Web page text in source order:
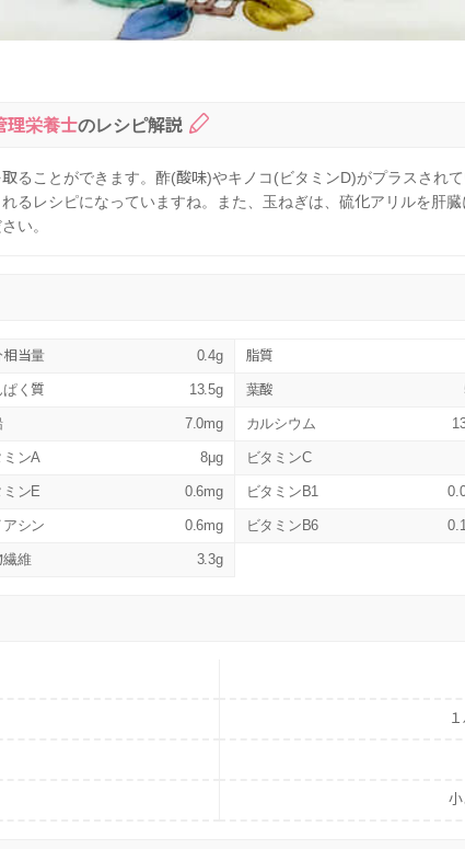
理栄養士のレシピ解説
ることができます。酢(酸味)やキノコ(ビタミンD)がプラスされ
るレシピになっていますね。また、玉ねぎは、硫化アリルを肝臓
い。
相当量 0.4g 脂質
ぱく質 13.5g 葉酸
7.0mg カルシウム
ミンA 8μg ビタミンC
ミンE 0.6mg ビタミンB1
シン 0.6mg ビタミンB6
繊維 3.3g
小